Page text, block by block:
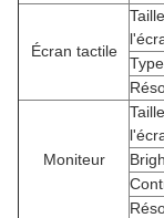
Écran tactile
Moniteur